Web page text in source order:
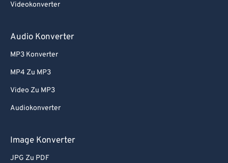
Videokonverter
Audio Konverter
MP3 Konverter
MP4 Zu MP3
Video Zu MP3
Audiokonverter
Image Konverter
JPG Zu PDF